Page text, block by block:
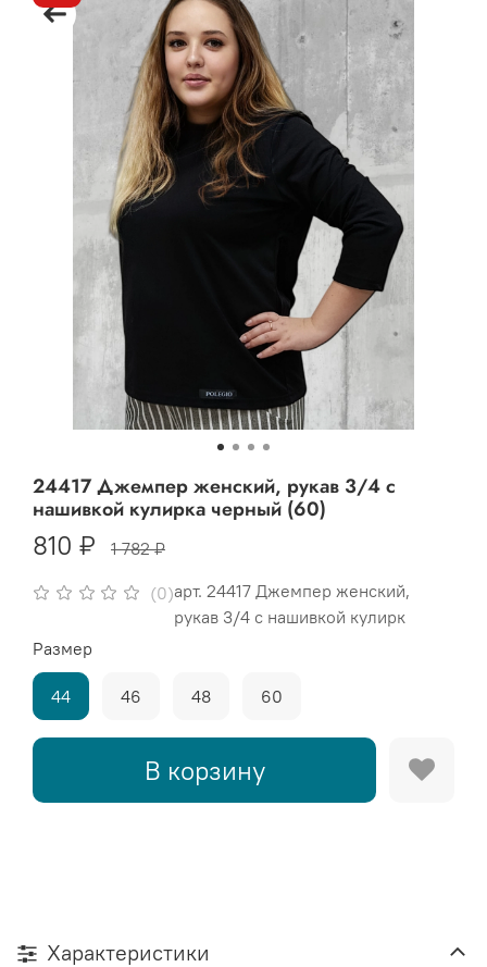
(0)арт.24417 Джемпер женский,
рукав 3/4 с нашивкой кулирк
24417 Джемпер женский, рукав 3/4 с
нашивкой кулирка черный (60)
810 ₽ 1 782 ₽
В корзину
Размер
44 46 48 60
Характеристики